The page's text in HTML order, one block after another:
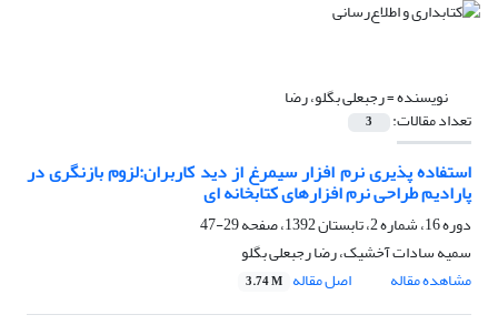
نویسنده =رجبعلی بگلو، رضا
تعداد مقالات: 3
استفاده پذیری نرم افزار سیمرغ از دید کاربران:لزوم بازنگری در
پارادیم طراحی نرم افزارهای کتابخانه ای
دوره 16، شماره 2، تابستان 1392، صفحه
29-47
سمیه سادات آخشیک، رضا رجبعلی بگلو
مشاهده مقاله
اصل مقاله 3.74 M